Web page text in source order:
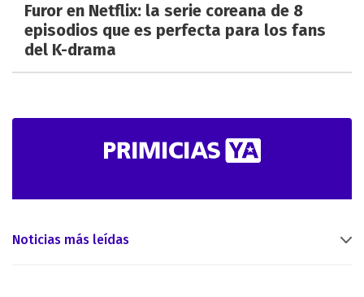
Furor en Netflix: la serie coreana de 8
episodios que es perfecta para los fans
del K-drama
Noticias más leídas